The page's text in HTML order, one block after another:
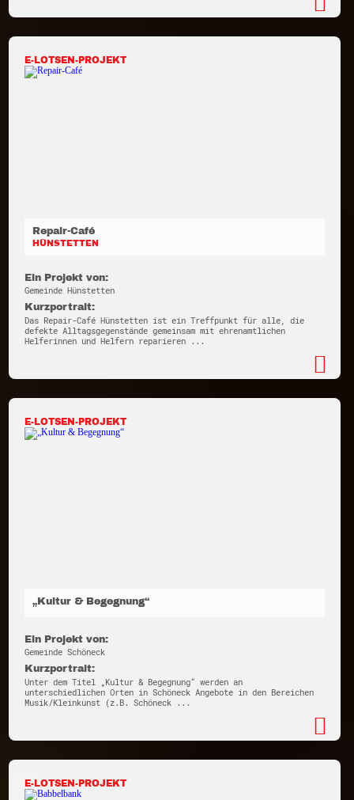
E-LOTSEN-PROJEKT
Repair-Café
HÜNSTETTEN
Ein Projekt von:
Gemeinde Hünstetten
Kurzportrait:
Das Repair-Café Hünstetten ist ein Treffpunkt für alle, die
defekte Alltagsgegenstände gemeinsam mit ehrenamtlichen
Helferinnen und Helfern reparieren ...
E-LOTSEN-PROJEKT
„Kultur & Begegnung“
Ein Projekt von:
Gemeinde Schöneck
Kurzportrait:
Unter dem Titel „Kultur & Begegnung“ werden an
unterschiedlichen Orten in Schöneck Angebote in den Bereichen
Musik/Kleinkunst (z.B. Schöneck ...
E-LOTSEN-PROJEKT